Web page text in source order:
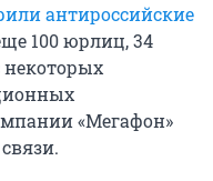
антироссийские
100 юрлиц, 34
некоторых
«Мегафон»